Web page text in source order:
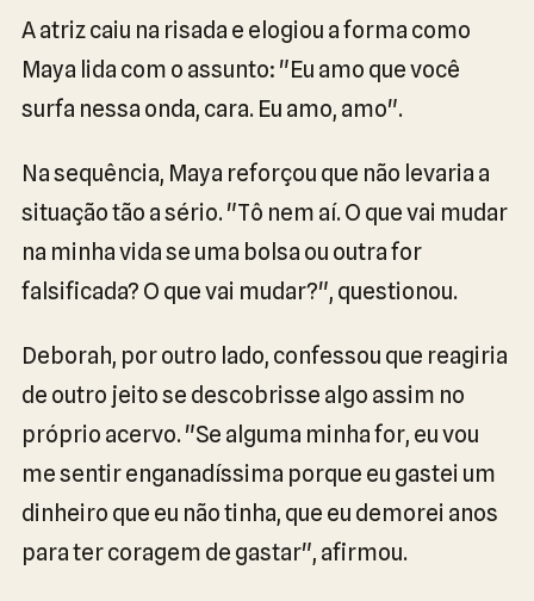
A atriz caiu na risada e elogiou a forma como
Maya lida com o assunto: "Eu amo que você
surfa nessa onda, cara. Eu amo, amo".
Na sequência, Maya reforçou que não levaria a
situação tão a sério. "Tô nem aí. O que vai mudar
na minha vida se uma bolsa ou outra for
falsificada? O que vai mudar?", questionou.
Deborah, por outro lado, confessou que reagiria
de outro jeito se descobrisse algo assim no
próprio acervo. "Se alguma minha for, eu vou
me sentir enganadíssima porque eu gastei um
dinheiro que eu não tinha, que eu demorei anos
para ter coragem de gastar", afirmou.